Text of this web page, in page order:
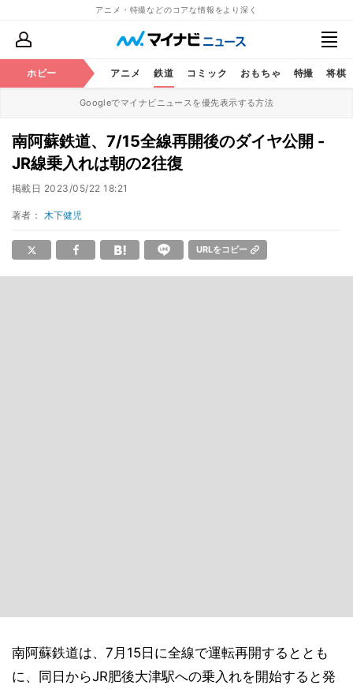
アニメ・特撮などのコアな情報をより深く
ホビー アニメ 鉄道 コミック おもちゃ 特撮 将棋
Googleでマイナビニュースを優先表示する方法
南阿蘇鉄道、7/15全線再開後のダイヤ公開 -
JR線乗入れは朝の2往復
掲載日 2023/05/22 18:21
著者： 木下健児
URLをコピー
南阿蘇鉄道は、7月15日に全線で運転再開するととも
に、同日からJR肥後大津駅への乗入れを開始すると発